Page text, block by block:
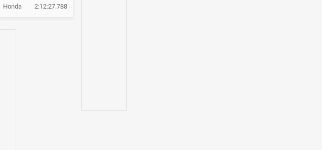
Honda 2:12:27.788